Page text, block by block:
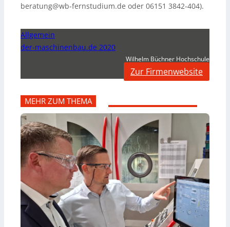
beratung@wb-fernstudium.de oder 06151 3842-404).
Allgemein
der-maschinenbau.de 2020
Wilhelm Büchner Hochschule
Zur Firmenwebsite
MEHR ZUM THEMA